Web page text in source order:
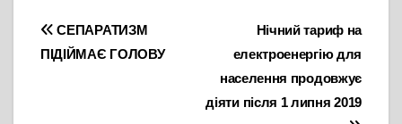
Навігація
записів
Нічний тариф на
електроенергію для
населення продовжує
діяти після 1 липня 2019
СЕПАРАТИЗМ
ПІДІЙМАЄ ГОЛОВУ